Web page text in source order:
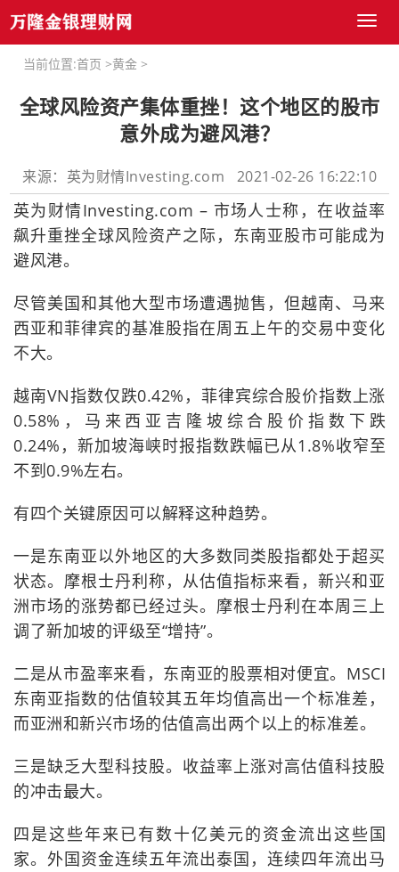
Toggle
当前位置:首页 >黄金 >
全球风险资产集体重挫！这个地区的股市
意外成为避风港？
来源：英为财情Investing.com 2021-02-26 16:22:10
英为财情Investing.com – 市场人士称，在收益率
飙升重挫全球风险资产之际，东南亚股市可能成为
避风港。
尽管美国和其他大型市场遭遇抛售，但越南、马来
西亚和菲律宾的基准股指在周五上午的交易中变化
不大。
越南VN指数仅跌0.42%，菲律宾综合股价指数上涨
0.58%，马来西亚吉隆坡综合股价指数下跌
0.24%，新加坡海峡时报指数跌幅已从1.8%收窄至
不到0.9%左右。
有四个关键原因可以解释这种趋势。
一是东南亚以外地区的大多数同类股指都处于超买
状态。摩根士丹利称，从估值指标来看，新兴和亚
洲市场的涨势都已经过头。摩根士丹利在本周三上
调了新加坡的评级至“增持”。
二是从市盈率来看，东南亚的股票相对便宜。MSCI
东南亚指数的估值较其五年均值高出一个标准差，
而亚洲和新兴市场的估值高出两个以上的标准差。
三是缺乏大型科技股。收益率上涨对高估值科技股
的冲击最大。
四是这些年来已有数十亿美元的资金流出这些国
家。外国资金连续五年流出泰国，连续四年流出马